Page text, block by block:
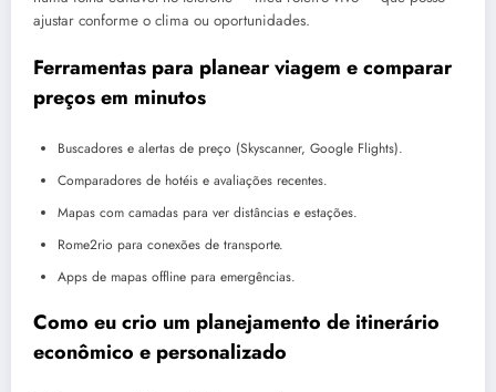
ajustar conforme o clima ou oportunidades.
Ferramentas para planear viagem e comparar
preços em minutos
Buscadores e alertas de preço (Skyscanner, Google Flights).
Comparadores de hotéis e avaliações recentes.
Mapas com camadas para ver distâncias e estações.
Rome2rio para conexões de transporte.
Apps de mapas offline para emergências.
Como eu crio um planejamento de itinerário
econômico e personalizado